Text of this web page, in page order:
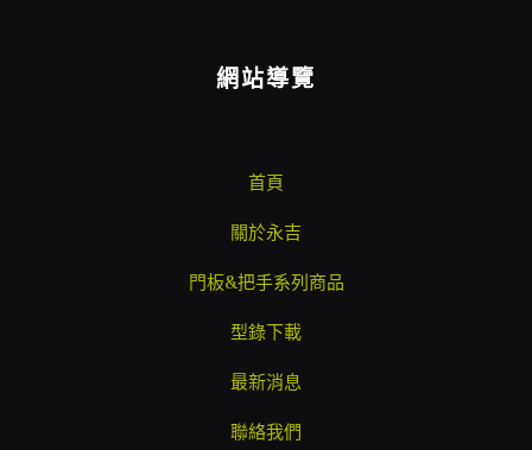
網站導覽
首頁
關於永吉
門板&把手系列商品
型錄下載
最新消息
聯絡我們